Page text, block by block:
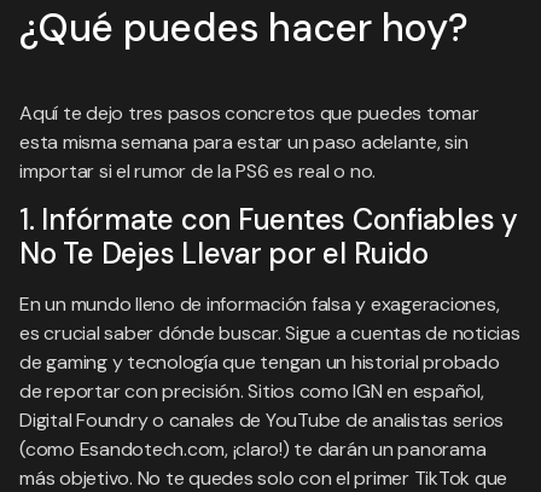
¿Qué puedes hacer hoy?
Aquí te dejo tres pasos concretos que puedes tomar
esta misma semana para estar un paso adelante, sin
importar si el rumor de la PS6 es real o no.
1. Infórmate con Fuentes Confiables y
No Te Dejes Llevar por el Ruido
En un mundo lleno de información falsa y exageraciones,
es crucial saber dónde buscar. Sigue a cuentas de noticias
de gaming y tecnología que tengan un historial probado
de reportar con precisión. Sitios como IGN en español,
Digital Foundry o canales de YouTube de analistas serios
(como Esandotech.com, ¡claro!) te darán un panorama
más objetivo. No te quedes solo con el primer TikTok que